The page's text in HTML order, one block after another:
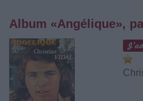
Album «Angélique»,